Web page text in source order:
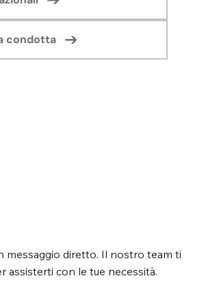
condotta
messaggio diretto. Il nostro team ti
assisterti con le tue necessità.